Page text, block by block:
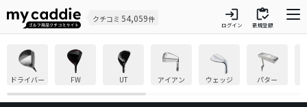
クチコミ 54,059件 login
ログイン
inventory
新規登録
ドライバー FW UT アイアン ウェッジ パター